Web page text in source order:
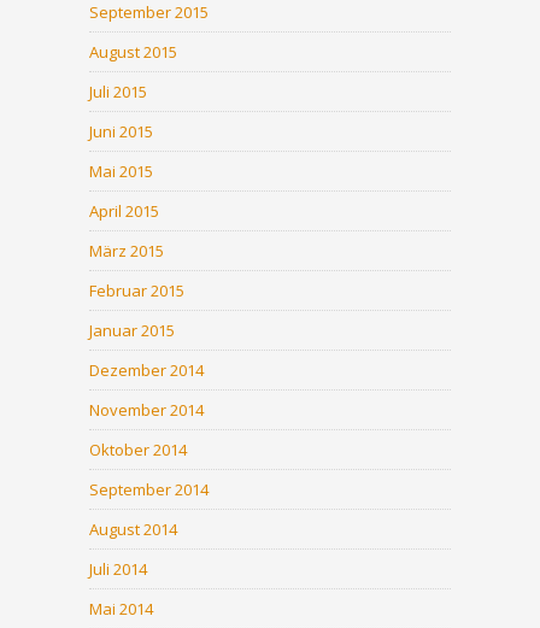
September 2015
August 2015
Juli 2015
Juni 2015
Mai 2015
April 2015
März 2015
Februar 2015
Januar 2015
Dezember 2014
November 2014
Oktober 2014
September 2014
August 2014
Juli 2014
Mai 2014